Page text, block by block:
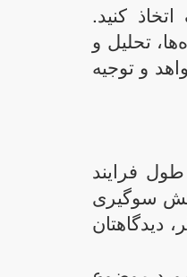
کنید.
تحلیل و
و توجیه
فرایند
سوگیری